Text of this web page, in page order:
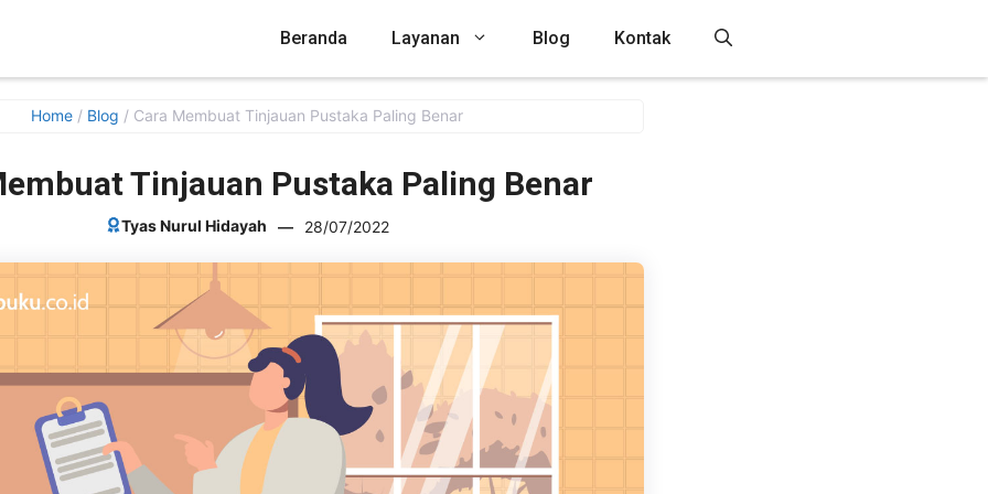
Beranda Layanan Blog Kontak
Home / Blog / Cara Membuat Tinjauan Pustaka Paling Benar
Tinjauan Pustaka Paling Benar
Tyas Nurul Hidayah — 28/07/2022